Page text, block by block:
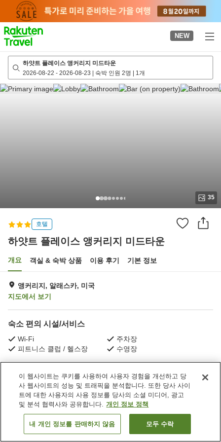
page
NEW
하얏트 플레이스 앵커리지 미드타운
2026-08-22 - 2026-08-23 | 숙박 인원 2명 | 1개
35
호텔
하얏트 플레이스 앵커리지 미드타운
개요 객실 & 숙박 상품 이용 후기 기본 정보
앵커리지, 알래스카, 미국
지도에서 보기
숙소 편의 시설/서비스
Wi-Fi
주차장
피트니스 클럽 / 헬스장
수영장
미국 알래스카
앵커리지
하얏트 플레이스 앵커리지 미드타운
객실 보기
이 웹사이트는 쿠키를 사용하여 사용자 경험을 개선하고 당
사 웹사이트의 성능 및 트래픽을 분석합니다. 또한 당사 사이
트에 대한 사용자의 사용 정보를 당사의 소셜 미디어, 광고
및 분석 협력사와 공유합니다. 개인 정보 정책
내 개인 정보를 판매하지 않음 모두 수락